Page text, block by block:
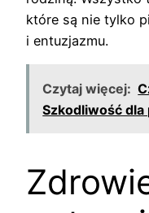
które są nie tylko
i entuzjazmu.
Czytaj więcej:
Szkodliwość dla